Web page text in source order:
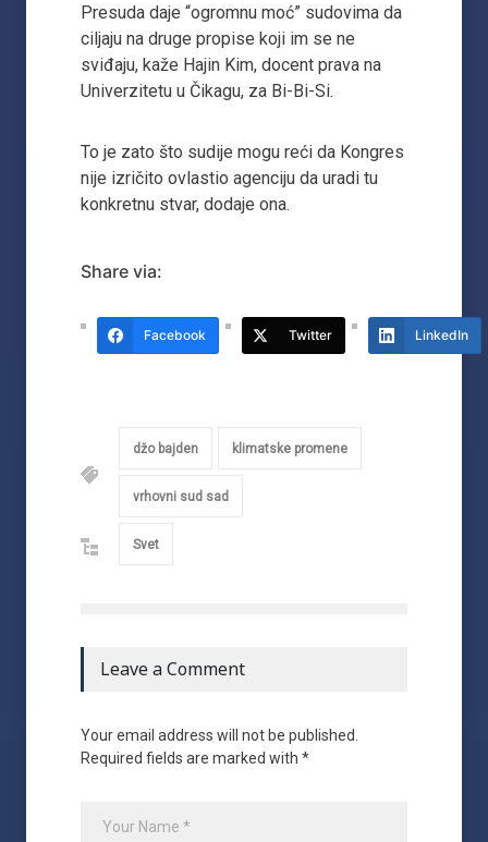
Presuda daje “ogromnu moć” sudovima da
ciljaju na druge propise koji im se ne
sviđaju, kaže Hajin Kim, docent prava na
Univerzitetu u Čikagu, za Bi-Bi-Si.
To je zato što sudije mogu reći da Kongres
nije izričito ovlastio agenciju da uradi tu
konkretnu stvar, dodaje ona.
Share via:
Facebook Twitter LinkedIn
džo bajden klimatske promene
vrhovni sud sad
Svet
Leave a Comment
Your email address will not be published.
Required fields are marked with *